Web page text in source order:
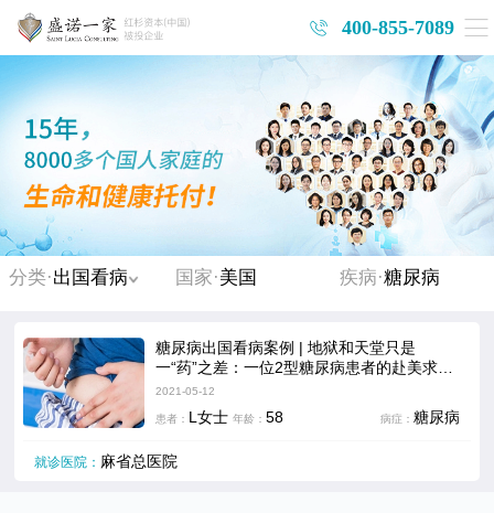
400-855-7089
分类·出国看病 国家·美国 疾病·糖尿病
糖尿病出国看病案例 | 地狱和天堂只是
一“药”之差：一位2型糖尿病患者的赴美求医
经历
2021-05-12
患者： L女士 年龄：58 病症： 糖尿病
就诊医院： 麻省总医院